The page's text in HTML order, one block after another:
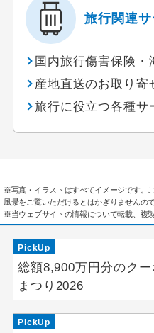
旅行関連
国内旅行傷害保険・
産地直送のお取り寄
旅行に役立つ各種サ
※写真・イラストはすべてイメージです。
風景をご覧いただけるとはかぎりませんの
※当ウェブサイトの情報について転載、複
PickUp
総額8,900万円分のク
まつり2026
PickUp